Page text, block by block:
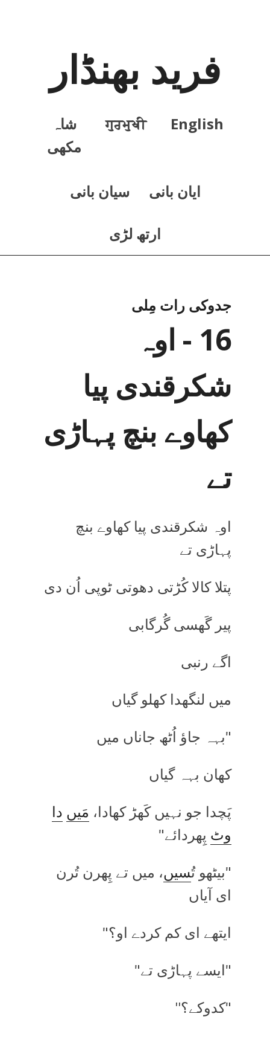
فرید بھنڈار
English
ਗੁਰਮੁਖੀ
شاہ
مکھی
ايان بانی سيان بانی
ارتھ لڑی
جدوکی رات مِلی
16 - اوہ
شکرقندی پیا
کھاوے بنچ پہاڑی
تے
اوہ شکرقندی پیا کھاوے بنچ
پہاڑی تے
پتلا کالا کُڑتی دھوتی ٹوپی اُن دی
پیر گَھسی گُرگابی
اگے رنبی
میں لنگھدا کھلو گیاں
"بہہ جاؤ اُٹھ جاناں میں
کھان بہہ گیاں
پَچدا جو نہیں کَھڑ کھادا، مَیں دا
وٹ پِھردائے"
"بیٹھو تُسیں، میں تے پِھرن تُرن
ای آیاں
ایتھے ای کم کردے او؟"
"ایسے پہاڑی تے"
"کدوکے؟''